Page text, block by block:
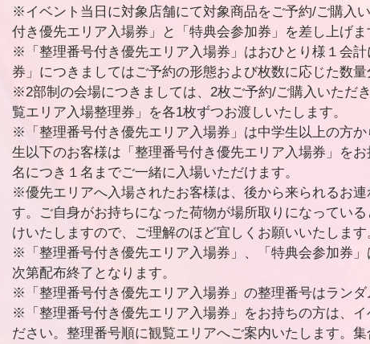
※イベント当日に対象店舗にて対象商品をご予約/ご購入
付き優先エリア入場券」と「特典会参加券」を差し上げま
※「整理番号付き優先エリア入場券」はおひとり様１会
券」につきましてはご予約の形態および枚数に応じた数量
※2部制の会場につきましては、2枚ご予約/ご購入いただ
覧エリア入場整理券」を各1枚ずつお渡しいたします。
※「整理番号付き優先エリア入場券」は中学生以上の方
生以下のお客様は「整理番号付き優先エリア入場券」を
名につき１名までご一緒に入場いただけます。
※優先エリアへ入場されたお客様は、後から来られるお
す。ご自身がお持ちになった荷物が場所取りになってい
けいたしますので、ご理解のほど宜しくお願いいたします
※「整理番号付き優先エリア入場券」、「特典会参加券
次第配布終了となります。
※「整理番号付き優先エリア入場券」の整理番号はランダ
※「整理番号付き優先エリア入場券」をお持ちの方は、イ
ださい。整理番号順に観覧エリアへご案内いたします。